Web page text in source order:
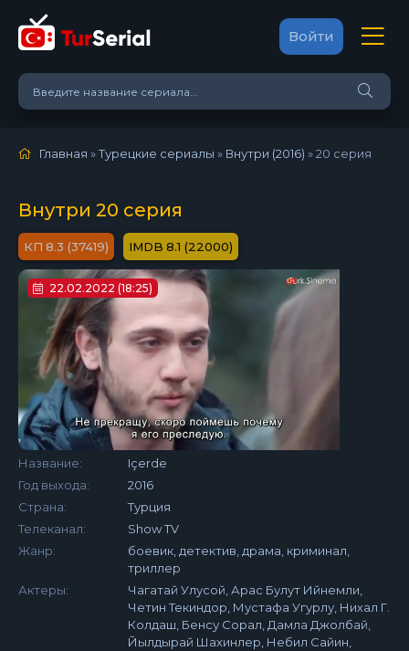
Войти
Главная »Турецкие сериалы » Внутри (2016) »20 серия
Внутри 20 серия
8.3 (37419) 8.1 (22000)
22.02.2022 (18:25)
Название:
Içerde
Год выхода:
2016
Страна:
Турция
Телеканал:
Show TV
Жанр:
боевик, детектив, драма, криминал,
триллер
Актеры:
Чагатай Улусой, Арас Булут Ийнемли,
Четин Текиндор, Мустафа Угурлу, Нихал Г.
Колдаш, Бенсу Сорал, Дамла Джолбай,
Йылдырай Шахинлер, Небил Сайин,